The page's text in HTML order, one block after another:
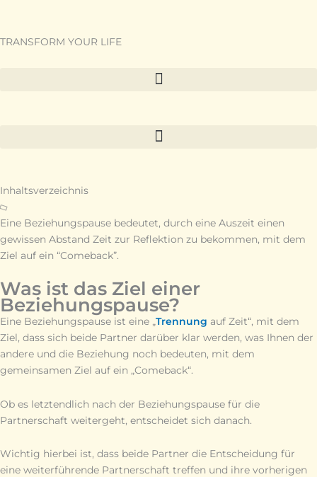
springen
TRANSFORM YOUR LIFE
Inhaltsverzeichnis
Eine Beziehungspause bedeutet, durch eine Auszeit einen
gewissen Abstand Zeit zur Reflektion zu bekommen, mit dem
Ziel auf ein “Comeback”.
Was ist das Ziel einer
Beziehungspause?
Eine Beziehungspause ist eine „Trennung auf Zeit“, mit dem
Ziel, dass sich beide Partner darüber klar werden, was Ihnen der
andere und die Beziehung noch bedeuten, mit dem
gemeinsamen Ziel auf ein „Comeback“.
Ob es letztendlich nach der Beziehungspause für die
Partnerschaft weitergeht, entscheidet sich danach.
Wichtig hierbei ist, dass beide Partner die Entscheidung für
eine weiterführende Partnerschaft treffen und ihre vorherigen